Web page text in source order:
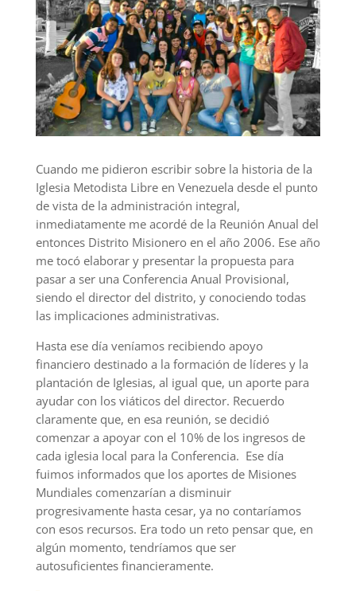
Cuando me pidieron escribir sobre la historia de la
Iglesia Metodista Libre en Venezuela desde el punto
de vista de la administración integral,
inmediatamente me acordé de la Reunión Anual del
entonces Distrito Misionero en el año 2006. Ese año
me tocó elaborar y presentar la propuesta para
pasar a ser una Conferencia Anual Provisional,
siendo el director del distrito, y conociendo todas
las implicaciones administrativas.
Hasta ese día veníamos recibiendo apoyo
financiero destinado a la formación de líderes y la
plantación de Iglesias, al igual que, un aporte para
ayudar con los viáticos del director. Recuerdo
claramente que, en esa reunión, se decidió
comenzar a apoyar con el 10% de los ingresos de
cada iglesia local para la Conferencia. Ese día
fuimos informados que los aportes de Misiones
Mundiales comenzarían a disminuir
progresivamente hasta cesar, ya no contaríamos
con esos recursos. Era todo un reto pensar que, en
algún momento, tendríamos que ser
autosuficientes financieramente.